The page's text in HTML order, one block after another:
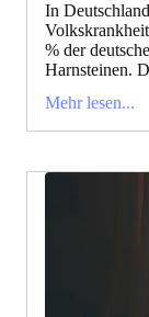
In
% der
Harnsteinen.
Mehr lesen...